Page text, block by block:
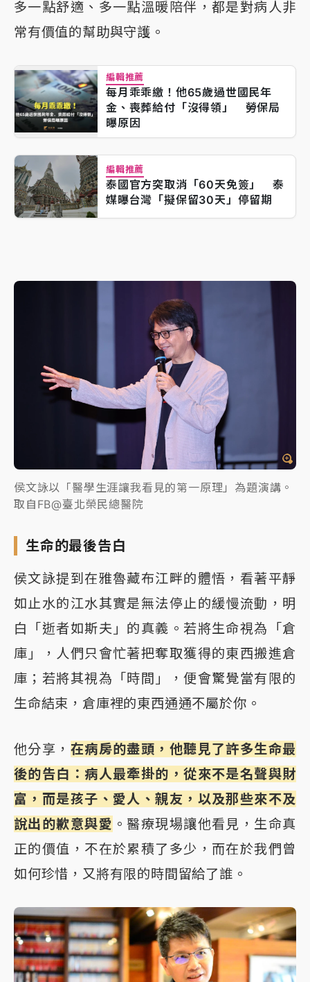
多一點舒適、多一點溫暖陪伴，都是對病人非
常有價值的幫助與守護。
編輯推薦
每月乖乖繳！他65歲過世國民年
金、喪葬給付「沒得領」 勞保局
曝原因
編輯推薦
泰國官方突取消「60天免簽」 泰
媒曝台灣「擬保留30天」停留期
侯文詠以「醫學生涯讓我看見的第一原理」為題演講。
取自FB@臺北榮民總醫院
生命的最後告白
侯文詠提到在雅魯藏布江畔的體悟，看著平靜
如止水的江水其實是無法停止的緩慢流動，明
白「逝者如斯夫」的真義。若將生命視為「倉
庫」，人們只會忙著把奪取獲得的東西搬進倉
庫；若將其視為「時間」，便會驚覺當有限的
生命結束，倉庫裡的東西通通不屬於你。
他分享， 在病房的盡頭，他聽見了許多生命最
後的告白：病人最牽掛的，從來不是名聲與財
富，而是孩子、愛人、親友，以及那些來不及
說出的歉意與愛 。醫療現場讓他看見，生命真
正的價值，不在於累積了多少，而在於我們曾
如何珍惜，又將有限的時間留給了誰。